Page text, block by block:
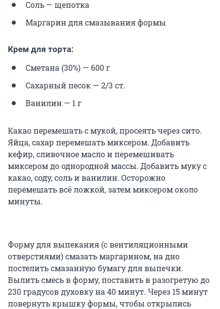
Соль — щепотка
Маргарин для смазывания формы
Крем для торта:
Сметана (30%) — 600 г
Сахарный песок — 2/3 ст.
Ванилин — 1 г
Какао перемешать с мукой, просеять через сито.
Яйца, сахар перемешать миксером. Добавить
кефир, сливочное масло и перемешивать
миксером до однородной массы. Добавить муку с
какао, соду, соль и ванилин. Осторожно
перемешать всё ложкой, затем миксером около
минуты.
Форму для выпекания (с вентиляционными
отверстиями) смазать маргарином, на дно
постелить смазанную бумагу для выпечки.
Вылить смесь в форму, поставить в разогретую до
230 градусовдуховку на 40 минут. Через 15 минут
повернуть крышку формы, чтобы открылись